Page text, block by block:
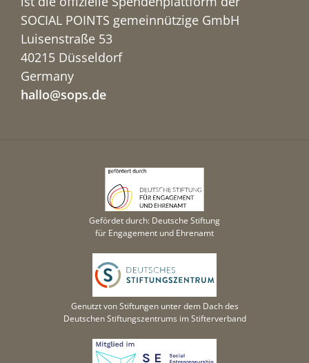
SOCIAL POINTS gemeinnützige GmbH
Luisenstraße 53
40215 Düsseldorf
Germany
hallo@sops.de
Gefördet durch: Deutsche Stiftung
für Engagement und Ehrenamt
Genutzt von Stiftungen unter dem Dach des
Deutschen Stiftungszentrums im Stifterverband